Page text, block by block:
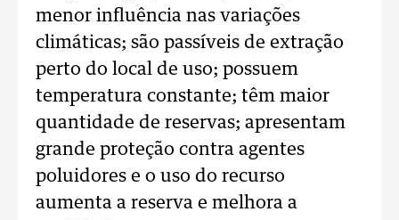
menor influência nas variações
climáticas; são passíveis de extração
perto do local de uso; possuem
temperatura constante; têm maior
quantidade de reservas; apresentam
grande proteção contra agentes
poluidores e o uso do recurso
aumenta a reserva e melhora a